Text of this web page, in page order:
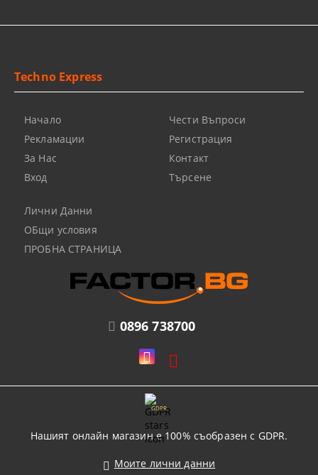
0896 738700
Techno Express
Начало
Рекламации
За Нас
Вход
Чести Въпроси
Регистрация
Контакт
Търсене
Лични Данни
ОБщи условия
ПРОБНА СТРАНИЦА
GDPR
Нашият онлайн магазин е 100% съобразен с GDPR.
Моите лични данни